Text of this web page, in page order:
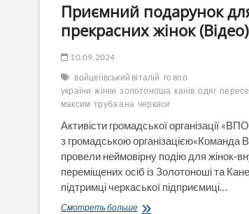
Приємний подарунок
прекрасних жінок (Відео)
10.09.2024
войцеїівський віталій го впо
україни жінки золотоноша канів одяг
максим труба ана черкаси
Активісти громадської організації
з громадською організацією«Команда
провели неймовірну подію для жінок-
переміщених осіб із Золотоноші та
підтримці черкаської підприємиці…
Смотреть большеПриємний